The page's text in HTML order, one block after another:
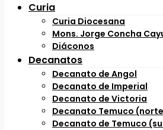
Curia
Curia Diocesana
Mons. Jorge Concha
Diáconos
Decanatos
Decanato de Angol
Decanato de Imperial
Decanato de Victoria
Decanato Temuco
Decanato de Temuco